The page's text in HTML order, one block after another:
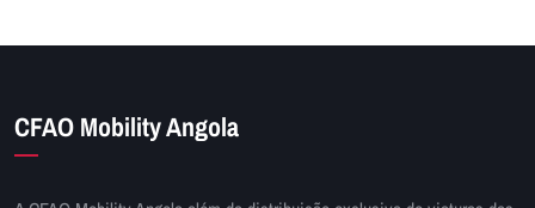
CFAO Mobility Angola